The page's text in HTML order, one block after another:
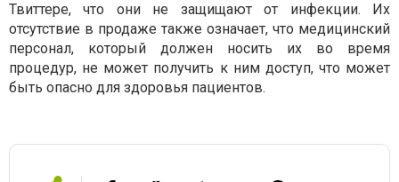
Твиттере, что они не защищают от инфекции. Их
отсутствие в продаже также означает, что медицинский
персонал, который должен носить их во время
процедур, не может получить к ним доступ, что может
быть опасно для здоровья пациентов.